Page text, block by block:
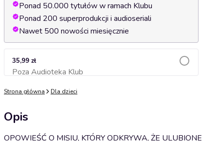
Ponad 50.000 tytułów w ramach Klubu
Ponad 200 superprodukcji i audioseriali
Nawet 500 nowości miesięcznie
35,99 zł
Poza Audioteka KlubDodaj do koszyka
Strona główna Dla dzieci
Opis
OPOWIEŚĆ O MISIU, KTÓRY ODKRYWA, ŻE ULUBIONE